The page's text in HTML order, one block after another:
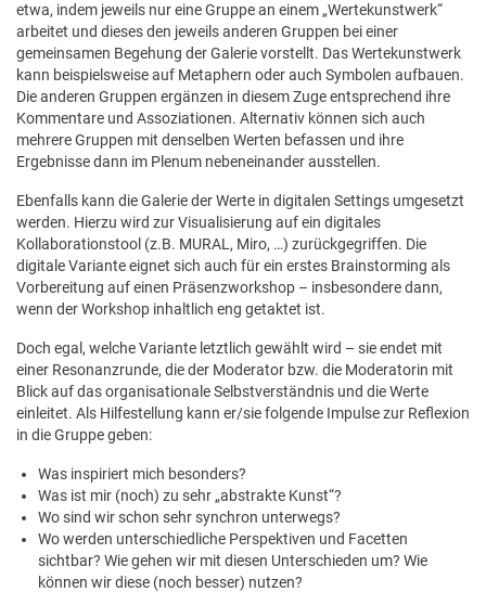
etwa, indem jeweils nur eine Gruppe an einem „Wertekunstwerk“
arbeitet und dieses den jeweils anderen Gruppen bei einer
gemeinsamen Begehung der Galerie vorstellt. Das Wertekunstwerk
kann beispielsweise auf Metaphern oder auch Symbolen aufbauen.
Die anderen Gruppen ergänzen in diesem Zuge entsprechend ihre
Kommentare und Assoziationen. Alternativ können sich auch
mehrere Gruppen mit denselben Werten befassen und ihre
Ergebnisse dann im Plenum nebeneinander ausstellen.
Ebenfalls kann die Galerie der Werte in digitalen Settings umgesetzt
werden. Hierzu wird zur Visualisierung auf ein digitales
Kollaborationstool (z.B. MURAL, Miro, …) zurückgegriffen. Die
digitale Variante eignet sich auch für ein erstes Brainstorming als
Vorbereitung auf einen Präsenzworkshop – insbesondere dann,
wenn der Workshop inhaltlich eng getaktet ist.
Doch egal, welche Variante letztlich gewählt wird – sie endet mit
einer Resonanzrunde, die der Moderator bzw. die Moderatorin mit
Blick auf das organisationale Selbstverständnis und die Werte
einleitet. Als Hilfestellung kann er/sie folgende Impulse zur Reflexion
in die Gruppe geben:
Was inspiriert mich besonders?
Was ist mir (noch) zu sehr „abstrakte Kunst“?
Wo sind wir schon sehr synchron unterwegs?
Wo werden unterschiedliche Perspektiven und Facetten
sichtbar? Wie gehen wir mit diesen Unterschieden um? Wie
können wir diese (noch besser) nutzen?